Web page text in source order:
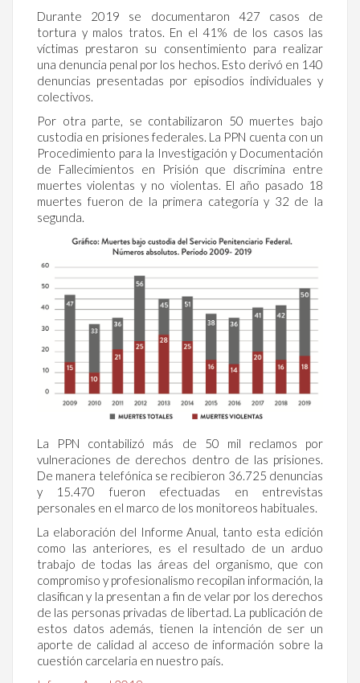
Durante 2019 se documentaron 427 casos de
tortura y malos tratos. En el 41% de los casos las
víctimas prestaron su consentimiento para realizar
una denuncia penal por los hechos. Esto derivó en 140
denuncias presentadas por episodios individuales y
colectivos.
Por otra parte, se contabilizaron 50 muertes bajo
custodia en prisiones federales. La PPN cuenta con un
Procedimiento para la Investigación y Documentación
de Fallecimientos en Prisión que discrimina entre
muertes violentas y no violentas. El año pasado 18
muertes fueron de la primera categoría y 32 de la
segunda.
La PPN contabilizó más de 50 mil reclamos por
vulneraciones de derechos dentro de las prisiones.
De manera telefónica se recibieron 36.725 denuncias
y 15.470 fueron efectuadas en entrevistas
personales en el marco de los monitoreos habituales.
La elaboración del Informe Anual, tanto esta edición
como las anteriores, es el resultado de un arduo
trabajo de todas las áreas del organismo, que con
compromiso y profesionalismo recopilan información, la
clasifican y la presentan a fin de velar por los derechos
de las personas privadas de libertad. La publicación de
estos datos además, tienen la intención de ser un
aporte de calidad al acceso de información sobre la
cuestión carcelaria en nuestro país.